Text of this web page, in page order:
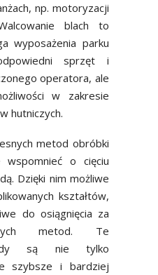
np. motoryzacji
blach to
wyposażenia parku
sprzęt i
operatora, ale
w zakresie
hutniczych.
metod obróbki
o cięciu
Dzięki nim możliwe
kształtów,
do osiągnięcia za
metod. Te
są nie tylko
szybsze i bardziej